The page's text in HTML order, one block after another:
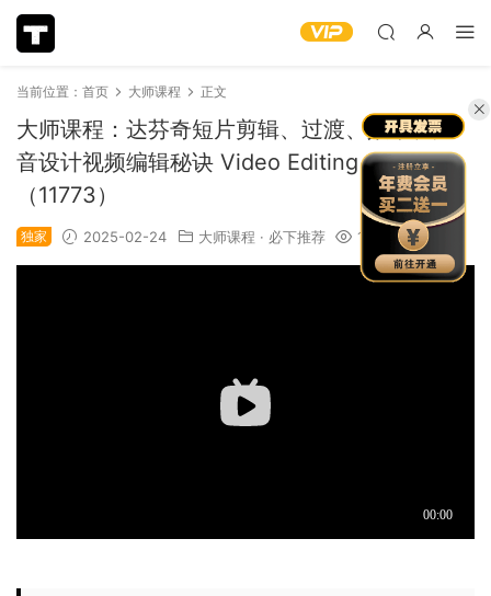
当前位置： 首页 大师课程 正文
大师课程：达芬奇短片剪辑、过渡、效果、声
音设计视频编辑秘诀 Video Editing Secrets
（11773）
独家 2025-02-24 大师课程 · 必下推荐 1.85k